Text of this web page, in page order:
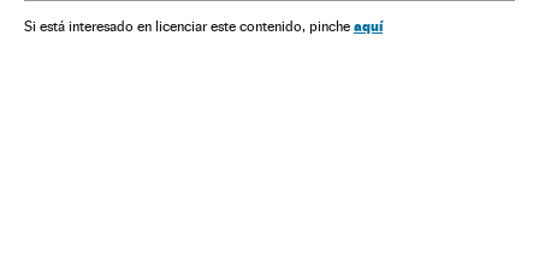
Si está interesado en licenciar este contenido, pinche aquí